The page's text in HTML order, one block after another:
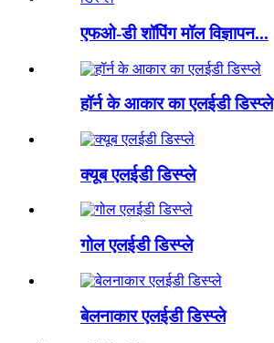
एफओ-डी शॉपिंग मॉल विज्ञापन...
हॉर्न के आकार का एलईडी डिस्प्ले
क्यूब एलईडी डिस्प्ले
गोल एलईडी डिस्प्ले
बेलनाकार एलईडी डिस्प्ले